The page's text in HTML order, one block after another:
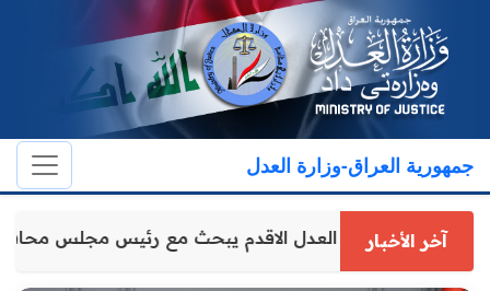
جمهورية العراق-وزارة العدل
آخر الأخباروكيل وزارة العدل الاقدم يبحث مع رئيس مجلس